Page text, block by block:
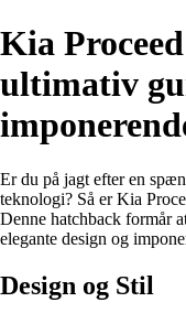
Kia
ultimativ
Er du på jagt efter en
teknologi? Så er Kia
Denne hatchback formår
elegante design og
Design og Stil